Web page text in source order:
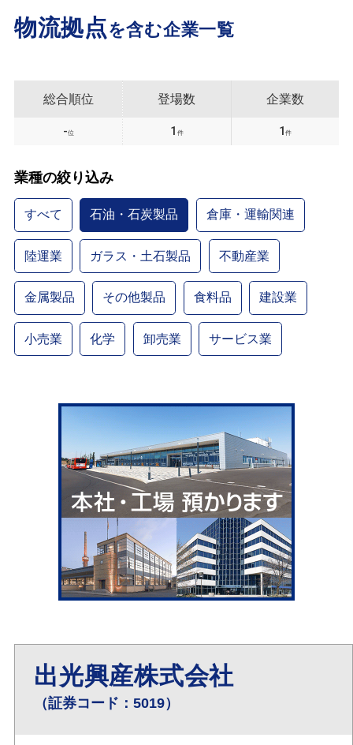
物流拠点を含む企業一覧
総合順位
-位
登場数
1 件
企業数
1件
業種の絞り込み
すべて 石油・石炭製品 倉庫・運輸関連
陸運業 ガラス・土石製品 不動産業
金属製品 その他製品 食料品 建設業
小売業 化学 卸売業 サービス業
出光興産株式会社
（証券コード：5019）